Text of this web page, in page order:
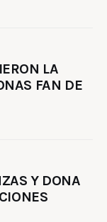
LA
FAN DE
Y DONA